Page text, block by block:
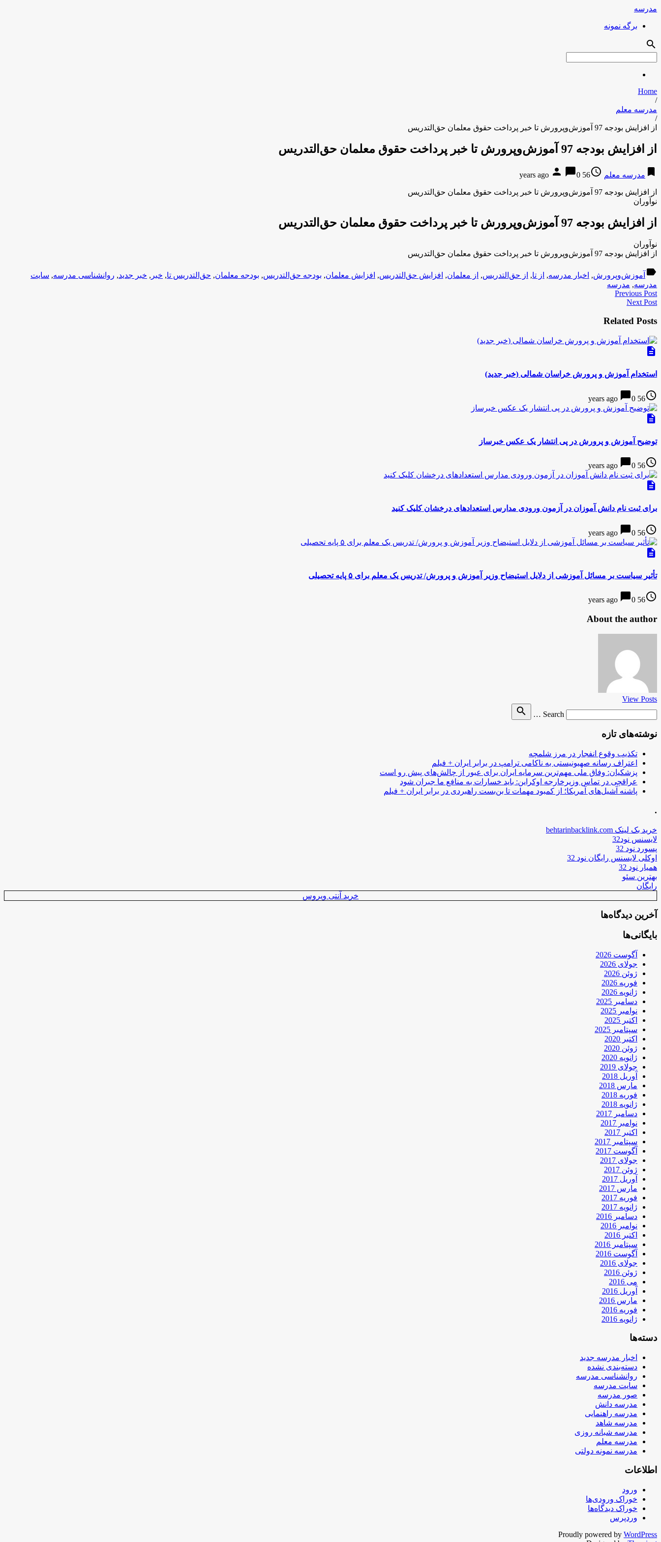
مدرسه
برگه نمونه
search
Home
/
مدرسه معلم
/
از افزایش بودجه 97 آموزش‌وپرورش تا خبر پرداخت حقوق معلمان حق‌التدریس
از افزایش بودجه 97 آموزش‌وپرورش تا خبر پرداخت حقوق معلمان حق‌التدریس
bookmark مدرسه معلم access_time
56 years ago
person chat_bubble0
از افزایش بودجه 97 آموزش‌وپرورش تا خبر پرداخت حقوق معلمان حق‌التدریس
نوآوران
از افزایش بودجه 97 آموزش‌وپرورش تا خبر پرداخت حقوق معلمان حق‌التدریس
نوآوران
از افزایش بودجه 97 آموزش‌وپرورش تا خبر پرداخت حقوق معلمان حق‌التدریس
label آموزش‌وپرورش, اخبار مدرسه, از تا, از حق‌التدریس, از معلمان, افزایش حق‌التدریس, افزایش معلمان, بودجه حق‌التدریس, بودجه معلمان, حق‌التدریس تا, خبر , خبر جدید, روانشناسی مدرسه, سایت
مدرسه, مدرسه
Previous Post
Next Post
Related Posts
description
استخدام آموزش و پرورش خراسان شمالی (خبر جدید)
access_time
56 years ago
chat_bubble0
description
توضیح آموزش و پرورش در پی انتشار یک عکس خبرساز
access_time
56 years ago
chat_bubble0
description
برای ثبت نام دانش آموزان در آزمون ورودی مدارس استعدادهای درخشان کلیک کنید
access_time
56 years ago
chat_bubble0
description
تأثیر سیاست بر مسائل آموزشی از دلایل استیضاح وزیر آموزش و پرورش/ تدریس یک معلم برای ۵ پایه تحصیلی
access_time
56 years ago
chat_bubble0
About the author
View Posts
Search …
search
نوشته‌های تازه
تکذیب وقوع انفجار در مرز شلمچه
اعتراف رسانه صهیونیستی به ناکامی ترامپ در برابر ایران + فیلم
پزشکیان: وفاق ملی مهم‌ترین سرمایه ایران برای عبور از چالش‌های پیش رو است
عراقچی در تماس وزیرخارجه اوکراین: باید خسارات به منافع ما جبران شود
پاشنه آشیل‌های آمریکا؛ از کمبود مهمات تا بن‌بست راهبردی در برابر ایران + فیلم
.
خرید بک لینک behtarinbacklink.com
لایسنس نود32
پسورد نود 32
اوکلی لایسنس رایگان نود 32
همیار نود 32
بهترین سئو
رایگان
خرید آنتی ویروس
آخرین دیدگاه‌ها
بایگانی‌ها
آگوست 2026
جولای 2026
ژوئن 2026
فوریه 2026
ژانویه 2026
دسامبر 2025
نوامبر 2025
اکتبر 2025
سپتامبر 2025
اکتبر 2020
ژوئن 2020
ژانویه 2020
جولای 2019
آوریل 2018
مارس 2018
فوریه 2018
ژانویه 2018
دسامبر 2017
نوامبر 2017
اکتبر 2017
سپتامبر 2017
آگوست 2017
جولای 2017
ژوئن 2017
آوریل 2017
مارس 2017
فوریه 2017
ژانویه 2017
دسامبر 2016
نوامبر 2016
اکتبر 2016
سپتامبر 2016
آگوست 2016
جولای 2016
ژوئن 2016
می 2016
آوریل 2016
مارس 2016
فوریه 2016
ژانویه 2016
دسته‌ها
اخبار مدرسه جدید
دسته‌بندی نشده
روانشناسی مدرسه
سایت مدرسه
صور مدرسه
مدرسه دانش
مدرسه راهنمایی
مدرسه شاهد
مدرسه شبانه روزی
مدرسه معلم
مدرسه نمونه دولتی
اطلاعات
ورود
خوراک ورودی‌ها
خوراک دیدگاه‌ها
وردپرس
Proudly powered by WordPress